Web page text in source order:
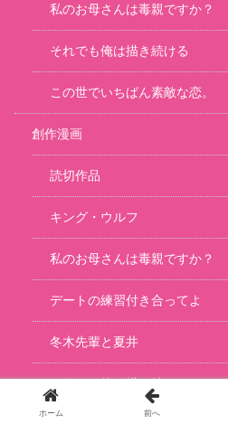
私のお母さんは毒親ですか？
それでも俺は描き続ける
この世でいちばん素敵な恋。
創作漫画
読切作品
キング・ウルフ
私のお母さんは毒親ですか？
デートの練習付き合ってよ
冬木先輩と夏井
それでも俺は描き続ける
ホーム 前へ